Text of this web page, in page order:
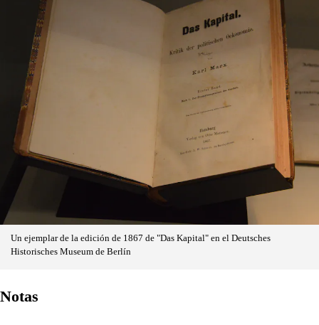
Un ejemplar de la edición de 1867 de "Das Kapital" en el Deutsches
Historisches Museum de Berlín
Notas